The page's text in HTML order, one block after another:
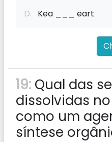
D. Kea ___ eart
19: Qual das
dissolvidas
como um
síntese